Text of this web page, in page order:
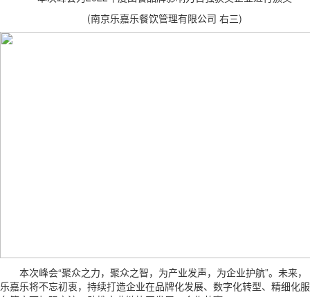
(南京乐嘉乐餐饮管理有限公司 右三)
本次峰会“聚众之力，聚众之智，为产业发声，为企业护航”。未来，
乐嘉乐将不忘初衷，持续打造企业在品牌化发展、数字化转型、精细化服